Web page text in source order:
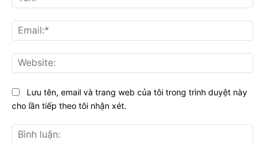
Lưu tên, email và trang web của tôi trong trình duyệt này
cho lần tiếp theo tôi nhận xét.